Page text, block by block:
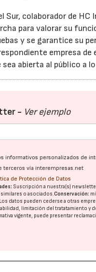
Sur, colaborador de HC
para valorar su
y se garantice su
empresa
abierta al público a
- Ver ejemplo
informativos personalizados de
terceros vía interempresas.net
de Protección de Datos
Suscripción a nuestra(s)
o asociados.Conservación:
Los datos pueden cederse a otras
limitación del tratatamiento y
vigente, puede presentar